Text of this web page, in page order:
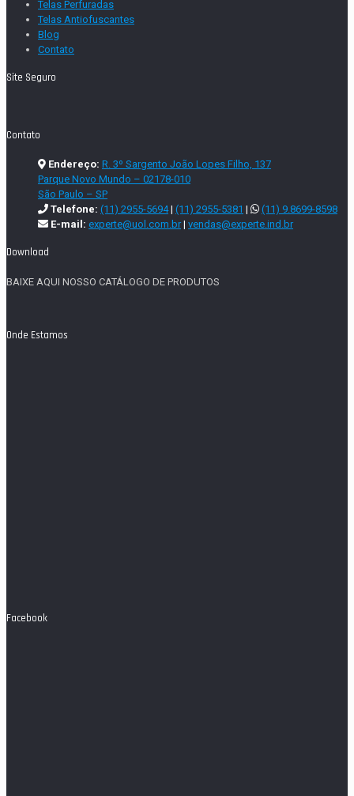
Telas Perfuradas
Telas Antiofuscantes
Blog
Contato
Site Seguro
Contato
Endereço: R. 3º Sargento João Lopes Filho, 137
Parque Novo Mundo – 02178-010
São Paulo – SP
Telefone: (11) 2955-5694| (11) 2955-5381 |
(11) 9.8699-8598
E-mail: experte@uol.com.br| vendas@experte.ind.br
Download
BAIXE AQUI NOSSO CATÁLOGO DE PRODUTOS
Onde Estamos
Facebook